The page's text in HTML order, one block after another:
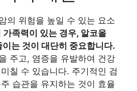
의 위험을 높일 수 있는 요소
가족력이 있는 경우, 알코올
는 것이 대단히 중요합니다.
주고, 염증을 유발하여 건강
칠 수 있습니다. 주기적인 검
습관을 유지하는 것이 효율